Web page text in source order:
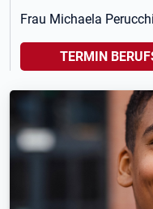
Frau Michaela
TERMIN